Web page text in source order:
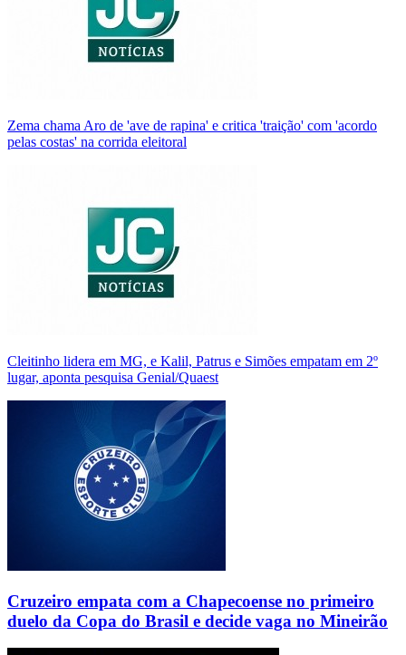
Zema chama Aro de 'ave de rapina' e critica 'traição' com 'acordo
pelas costas' na corrida eleitoral
Cleitinho lidera em MG, e Kalil, Patrus e Simões empatam em 2º
lugar, aponta pesquisa Genial/Quaest
Cruzeiro empata com a Chapecoense no primeiro
duelo da Copa do Brasil e decide vaga no Mineirão